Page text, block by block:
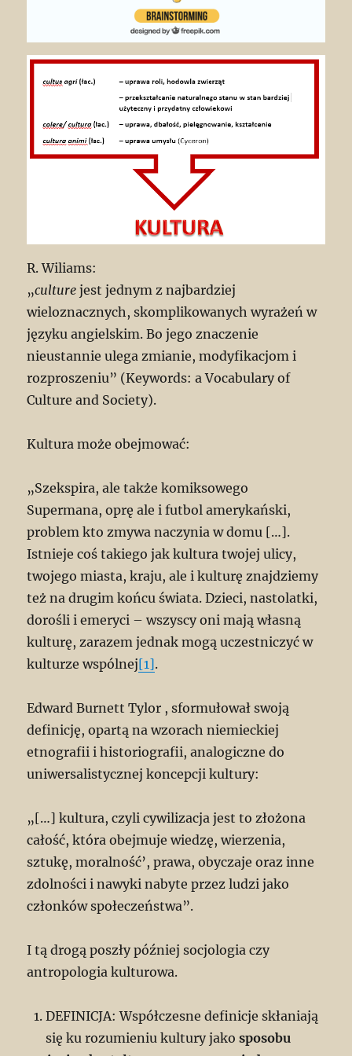
R. Wiliams:
„culturejest jednym z najbardziej
wieloznacznych, skomplikowanych wyrażeń w
języku angielskim. Bo jego znaczenie
nieustannie ulega zmianie, modyfikacjom i
rozproszeniu” (Keywords: a Vocabulary of
Culture and Society).
Kultura może obejmować:
„Szekspira, ale także komiksowego
Supermana, oprę ale i futbol amerykański,
problem kto zmywa naczynia w domu […].
Istnieje coś takiego jak kultura twojej ulicy,
twojego miasta, kraju, ale i kulturę znajdziemy
też na drugim końcu świata. Dzieci, nastolatki,
dorośli i emeryci – wszyscy oni mają własną
kulturę, zarazem jednak mogą uczestniczyć w
kulturze wspólnej[1].
Edward Burnett Tylor , sformułował swoją
definicję, opartą na wzorach niemieckiej
etnografii i historiografii, analogiczne do
uniwersalistycznej koncepcji kultury:
„[…] kultura, czyli cywilizacja jest to złożona
całość, która obejmuje wiedzę, wierzenia,
sztukę, moralność’, prawa, obyczaje oraz inne
zdolności i nawyki nabyte przez ludzi jako
członków społeczeństwa”.
I tą drogą poszły później socjologia czy
antropologia kulturowa.
DEFINICJA: Współczesne definicje skłaniają
się ku rozumieniu kultury jakosposobu